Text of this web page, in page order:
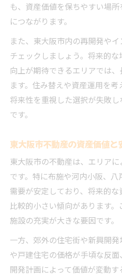
も、資産価値を保ちやすい場
につながります。
また、東大阪市内の再開発や
チェックしましょう。将来的
向上が期待できるエリアでは
ます。住み替えや資産運用を
将来性を重視した選択が失敗
です。
東大阪市不動産の資産価値と
東大阪市の不動産は、エリア
です。特に布施や河内小阪、
需要が安定しており、将来的
比較的小さい傾向があります
施設の充実が大きな要因です。
一方、郊外の住宅街や新興開
や戸建住宅の価格が手頃な反
開発計画によって価値が変動